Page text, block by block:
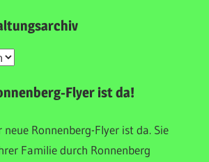
Flyer ist da!
neue Ronnenberg-Flyer ist da. Sie
Familie durch Ronnenberg